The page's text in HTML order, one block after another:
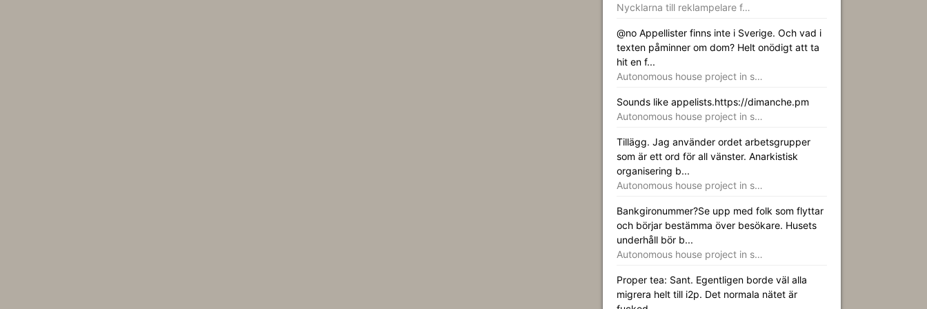
Nycklarna till reklampelare f…
@no Appellister finns inte i Sverige. Och vad i
texten påminner om dom? Helt onödigt att ta
hit en f...
Autonomous house project in s…
Sounds like appelists.https://dimanche.pm
Autonomous house project in s…
Tillägg. Jag använder ordet arbetsgrupper
som är ett ord för all vänster. Anarkistisk
organisering b...
Autonomous house project in s…
Bankgironummer?Se upp med folk som flyttar
och börjar bestämma över besökare. Husets
underhåll bör b...
Autonomous house project in s…
Proper tea: Sant. Egentligen borde väl alla
migrera helt till i2p. Det normala nätet är